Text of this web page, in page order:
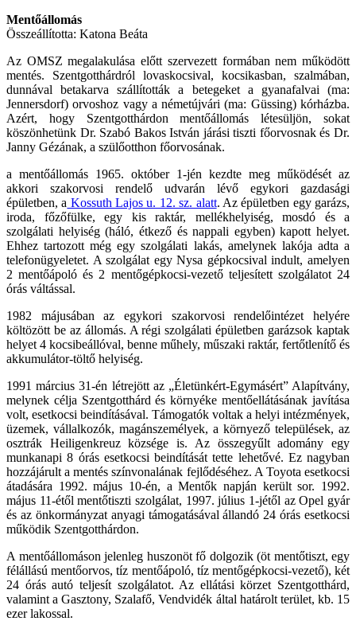
Mentőállomás
Összeállította: Katona Beáta
Az OMSZ megalakulása előtt szervezett formában nem működött
mentés. Szentgotthárdról lovaskocsival, kocsikasban, szalmában,
dunnával betakarva szállították a betegeket a gyanafalvai (ma:
Jennersdorf) orvoshoz vagy a németújvári (ma: Güssing) kórházba.
Azért, hogy Szentgotthárdon mentőállomás létesüljön, sokat
köszönhetünk Dr. Szabó Bakos István járási tiszti főorvosnak és Dr.
Janny Gézának, a szülőotthon főorvosának.
a mentőállomás 1965. október 1-jén kezdte meg működését az
akkori szakorvosi rendelő udvarán lévő egykori gazdasági
épületben, a Kossuth Lajos u. 12. sz. alatt. Az épületben egy garázs,
iroda, főzőfülke, egy kis raktár, mellékhelyiség, mosdó és a
szolgálati helyiség (háló, étkező és nappali egyben) kapott helyet.
Ehhez tartozott még egy szolgálati lakás, amelynek lakója adta a
telefonügyeletet. A szolgálat egy Nysa gépkocsival indult, amelyen
2 mentőápoló és 2 mentőgépkocsi-vezető teljesített szolgálatot 24
órás váltással.
1982 májusában az egykori szakorvosi rendelőintézet helyére
költözött be az állomás. A régi szolgálati épületben garázsok kaptak
helyet 4 kocsibeállóval, benne műhely, műszaki raktár, fertőtlenítő és
akkumulátor-töltő helyiség.
1991 március 31-én létrejött az „Életünkért-Egymásért” Alapítvány,
melynek célja Szentgotthárd és környéke mentőellátásának javítása
volt, esetkocsi beindításával. Támogatók voltak a helyi intézmények,
üzemek, vállalkozók, magánszemélyek, a környező települések, az
osztrák Heiligenkreuz községe is. Az összegyűlt adomány egy
munkanapi 8 órás esetkocsi beindítását tette lehetővé. Ez nagyban
hozzájárult a mentés színvonalának fejlődéséhez. A Toyota esetkocsi
átadására 1992. május 10-én, a Mentők napján került sor. 1992.
május 11-étől mentőtiszti szolgálat, 1997. július 1-jétől az Opel gyár
és az önkormányzat anyagi támogatásával állandó 24 órás esetkocsi
működik Szentgotthárdon.
A mentőállomáson jelenleg huszonöt fő dolgozik (öt mentőtiszt, egy
félállású mentőorvos, tíz mentőápoló, tíz mentőgépkocsi-vezető), két
24 órás autó teljesít szolgálatot. Az ellátási körzet Szentgotthárd,
valamint a Gasztony, Szalafő, Vendvidék által határolt terület, kb. 15
ezer lakossal.